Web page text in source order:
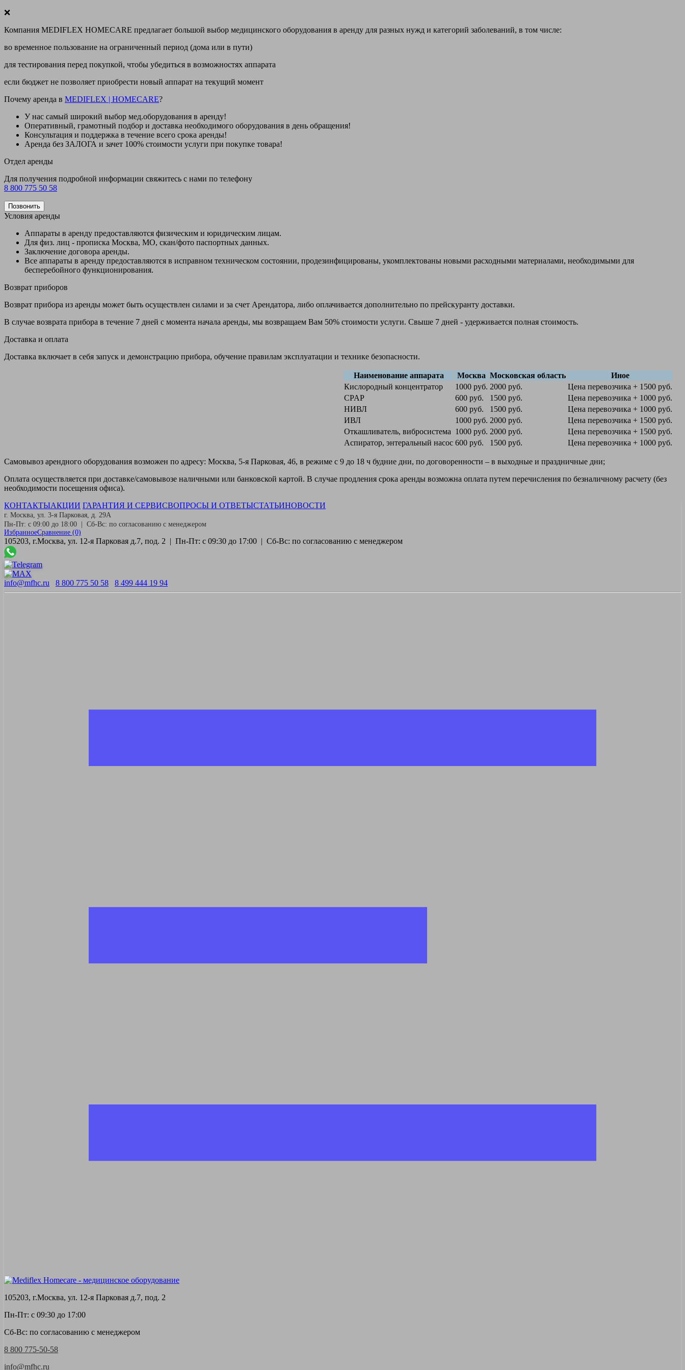
❌
Компания MEDIFLEX HOMECARE предлагает большой выбор медицинского оборудования в аренду для разных нужд и категорий заболеваний, в том числе:
во временное пользование на ограниченный период (дома или в пути)
для тестирования перед покупкой, чтобы убедиться в возможностях аппарата
если бюджет не позволяет приобрести новый аппарат на текущий момент
Почему аренда в MEDIFLEX | HOMECARE?
У нас самый широкий выбор мед.оборудования в аренду!
Оперативный, грамотный подбор и доставка необходимого оборудования в день обращения!
Консультация и поддержка в течение всего срока аренды!
Аренда без ЗАЛОГА и зачет 100% стоимости услуги при покупке товара!
Отдел аренды
Для получения подробной информации свяжитесь с нами по телефону
8 800 775 50 58
Позвонить
Условия аренды
Аппараты в аренду предоставляются физическим и юридическим лицам.
Для физ. лиц - прописка Москва, МО, скан/фото паспортных данных.
Заключение договора аренды.
Все аппараты в аренду предоставляются в исправном техническом состоянии, продезинфицированы, укомплектованы новыми расходными материалами, необходимыми для
бесперебойного функционирования.
Возврат приборов
Возврат прибора из аренды может быть осуществлен силами и за счет Арендатора, либо оплачивается дополнительно по прейскуранту доставки.
В случае возврата прибора в течение 7 дней с момента начала аренды, мы возвращаем Вам 50% стоимости услуги. Свыше 7 дней - удерживается полная стоимость.
Доставка и оплата
Доставка включает в себя запуск и демонстрацию прибора, обучение правилам эксплуатации и технике безопасности.
Наименование аппарата Москва Московская область
Иное
Кислородный концентратор
1000 руб. 2000 руб.
Цена перевозчика + 1500 руб.
CPAP
600 руб. 1500 руб.
Цена перевозчика + 1000 руб.
НИВЛ
600 руб. 1500 руб.
Цена перевозчика + 1000 руб.
ИВЛ
1000 руб. 2000 руб.
Цена перевозчика + 1500 руб.
Откашливатель, вибросистема 1000 руб. 2000 руб.
Цена перевозчика + 1500 руб.
Аспиратор, энтеральный насос 600 руб. 1500 руб. Цена перевозчика + 1000 руб.
Самовывоз арендного оборудования возможен по адресу: Москва, 5-я Парковая, 46, в режиме с 9 до 18 ч будние дни, по договоренности – в выходные и праздничные дни;
Оплата осуществляется при доставке/самовывозе наличными или банковской картой. В случае продления срока аренды возможна оплата путем перечисления по безналичному расчету (без
необходимости посещения офиса).
КОНТАКТЫАКЦИИ ГАРАНТИЯ И СЕРВИСВОПРОСЫ И ОТВЕТЫСТАТЬИНОВОСТИ
г. Москва, ул. 3-я Парковая, д. 29А
Пн-Пт: с 09:00 до 18:00 | Сб-Вс: по согласованию с менеджером
ИзбранноеСравнение (0)
105203, г.Москва, ул. 12-я Парковая д.7, под. 2 | Пн-Пт: с 09:30 до 17:00 | Сб-Вс: по согласованию с менеджером
info@mfhc.ru 8 800 775 50 58 8 499 444 19 94
105203, г.Москва, ул. 12-я Парковая д.7, под. 2
Пн-Пт: с 09:30 до 17:00
Сб-Вс: по согласованию с менеджером
8 800 775-50-58
info@mfhc.ru